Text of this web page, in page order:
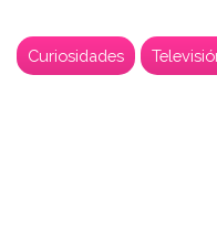
Curiosidades